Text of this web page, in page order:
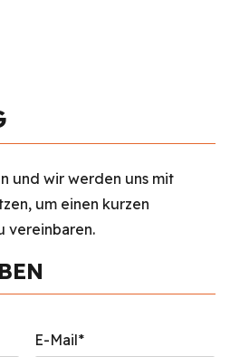
und wir werden uns mit
um einen kurzen
vereinbaren.
E-Mail*